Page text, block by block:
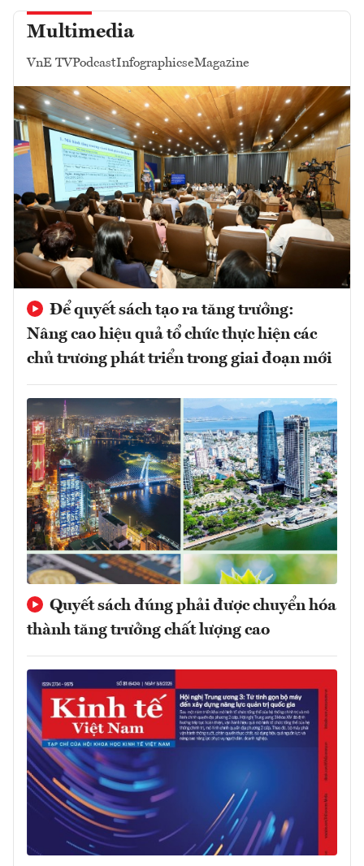
Multimedia
VnE TVPodcastInfographicseMagazine
Để quyết sách tạo ra tăng trưởng:
Nâng cao hiệu quả tổ chức thực hiện các
chủ trương phát triển trong giai đoạn mới
Quyết sách đúng phải được chuyển hóa
thành tăng trưởng chất lượng cao